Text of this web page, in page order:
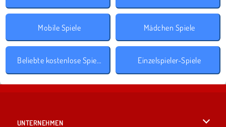
Mobile Spiele Mädchen Spiele
Beliebte kostenlose Spiele Einzelspieler-Spiele
UNTERNEHMEN